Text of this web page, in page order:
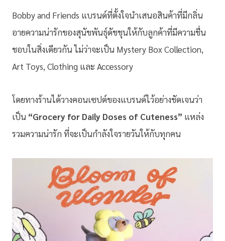
Bobby and Friends แบรนด์ที่ตั้งใจนำเสนอสินค้าที่มีกลิ่น
อายความน่ารักของสุนัขพันธุ์ดัชชุนให้กับลูกค้าที่มีความชื่น
ชอบในสิ่งเดียวกัน ไม่ว่าจะเป็น Mystery Box Collection,
Art Toys, Clothing และ Accessory
โดยทางร้านได้วางคอนเซปต์ของแบรนด์ไว้อย่างชัดเจนว่า
เป็น “Grocery for Daily Doses of Cuteness” แหล่ง
รวมความน่ารัก ที่จะเป็นกำลังใจรายวันให้กับทุกคน